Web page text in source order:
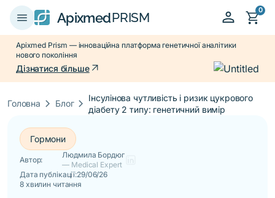
menu ApixmedPRISM person shopping_cart0
Apixmed Prism — інноваційна платформа генетичної аналітики
нового покоління
Дізнатися більшеarrow_outward
Головна keyboard_arrow_right Блогkeyboard_arrow_right Інсулінова чутливість і ризик цукрового
діабету 2 типу: генетичний вимір
Гормони
Автор:
Людмила Бордюг
— Medical Expert
Дата публікації:29/06/26
8 хвилин читання